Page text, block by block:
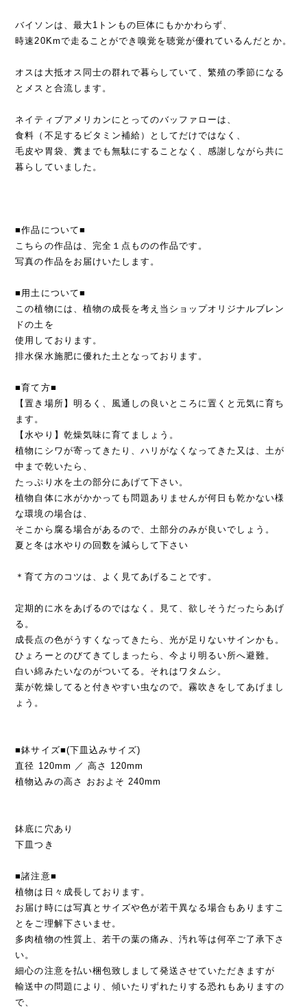
バイソンは、最大1トンもの巨体にもかかわらず、
時速20Kmで走ることができ嗅覚を聴覚が優れているんだとか。
オスは大抵オス同士の群れで暮らしていて、繁殖の季節になる
とメスと合流します。
ネイティブアメリカンにとってのバッファローは、
食料（不足するビタミン補給）としてだけではなく、
毛皮や胃袋、糞までも無駄にすることなく、感謝しながら共に
暮らしていました。
■作品について■
こちらの作品は、完全１点ものの作品です。
写真の作品をお届けいたします。
■用土について■
この植物には、植物の成長を考え当ショップオリジナルブレン
ドの土を
使用しております。
排水保水施肥に優れた土となっております。
■育て方■
【置き場所】明るく、風通しの良いところに置くと元気に育ち
ます。
【水やり】乾燥気味に育てましょう。
植物にシワが寄ってきたり、ハリがなくなってきた又は、土が
中まで乾いたら、
たっぷり水を土の部分にあげて下さい。
植物自体に水がかかっても問題ありませんが何日も乾かない様
な環境の場合は、
そこから腐る場合があるので、土部分のみが良いでしょう。
夏と冬は水やりの回数を減らして下さい
＊育て方のコツは、よく見てあげることです。
定期的に水をあげるのではなく。見て、欲しそうだったらあげ
る。
成長点の色がうすくなってきたら、光が足りないサインかも。
ひょろーとのびてきてしまったら、今より明るい所へ避難。
白い綿みたいなのがついてる。それはワタムシ。
葉が乾燥してると付きやすい虫なので。霧吹きをしてあげまし
ょう。
■鉢サイズ■(下皿込みサイズ)
直径 120mm ／ 高さ 120mm
植物込みの高さ おおよそ 240mm
鉢底に穴あり
下皿つき
■諸注意■
植物は日々成長しております。
お届け時には写真とサイズや色が若干異なる場合もありますこ
とをご理解下さいませ。
多肉植物の性質上、若干の葉の痛み、汚れ等は何卒ご了承下さ
い。
細心の注意を払い梱包致しまして発送させていただきますが
輸送中の問題により、傾いたりずれたりする恐れもありますの
で、